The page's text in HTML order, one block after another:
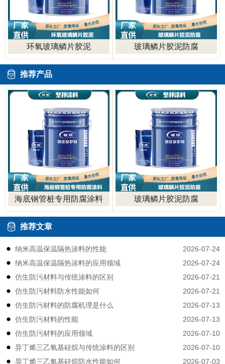
环氧玻璃鳞片胶泥 玻璃鳞片胶泥防腐
推荐产品
海底钢管桩专用防腐涂料 玻璃鳞片胶泥防腐
推荐文章
2026-07-24
纳米高温保温隔热涂料的性能
2026-07-24
纳米高温保温隔热涂料的应用领域
2026-07-21
仿生防污材料与传统涂料的区别
2026-07-21
仿生防污材料防水性能如何
2026-07-13
仿生防污材料的防腐机理是什么
2026-07-13
仿生防污材料的性能
2026-07-10
仿生防污材料的应用领域
2026-07-10
异丁烯三乙氧基硅烷与传统涂料的区别
2026-07-03
异丁烯三乙氧基硅烷防水性能如何